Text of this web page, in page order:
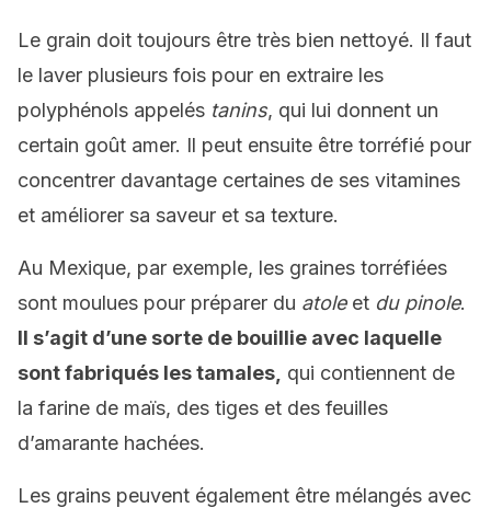
Le grain doit toujours être très bien nettoyé. Il faut
le laver plusieurs fois pour en extraire les
polyphénols appelés tanins, qui lui donnent un
certain goût amer. Il peut ensuite être torréfié pour
concentrer davantage certaines de ses vitamines
et améliorer sa saveur et sa texture.
Au Mexique, par exemple, les graines torréfiées
sont moulues pour préparer du atoleet du pinole.
Il s’agit d’une sorte de bouillie avec laquelle
sont fabriqués les tamales, qui contiennent de
la farine de maïs, des tiges et des feuilles
d’amarante hachées.
Les grains peuvent également être mélangés avec